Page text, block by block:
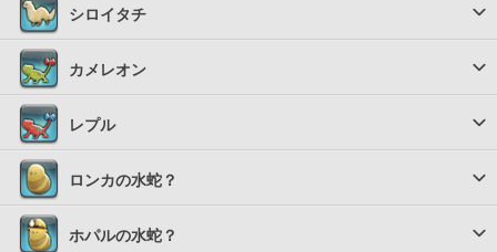
シロイタチ
カメレオン
レプル
ロンカの水蛇？
ホパルの水蛇？